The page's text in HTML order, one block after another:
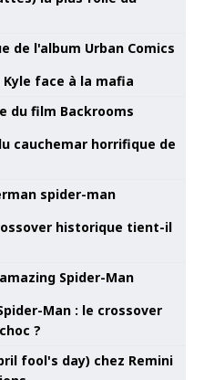
Kyle face à la mafia
cauchemar horrifique de
historique tient-il
Man : le crossover
?